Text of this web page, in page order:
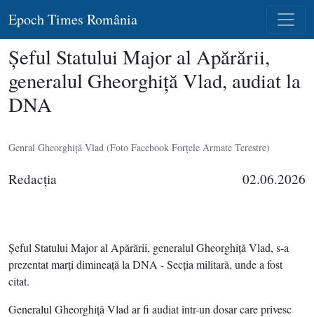
Epoch Times România
Şeful Statului Major al Apărării,
generalul Gheorghiţă Vlad, audiat la
DNA
Genral Gheorghiţă Vlad (Foto Facebook Forţele Armate Terestre)
Redacţia 02.06.2026
Şeful Statului Major al Apărării, generalul Gheorghiţă Vlad, s-a
prezentat marţi dimineaţă la DNA - Secţia militară, unde a fost
citat.
Generalul Gheorghiţă Vlad ar fi audiat într-un dosar care privesc